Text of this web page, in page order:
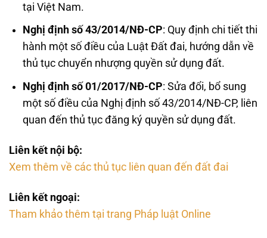
tại Việt Nam.
Nghị định số 43/2014/NĐ-CP: Quy định chi tiết thi
hành một số điều của Luật Đất đai, hướng dẫn về
thủ tục chuyển nhượng quyền sử dụng đất.
Nghị định số 01/2017/NĐ-CP: Sửa đổi, bổ sung
một số điều của Nghị định số 43/2014/NĐ-CP, liên
quan đến thủ tục đăng ký quyền sử dụng đất.
Liên kết nội bộ:
Xem thêm về các thủ tục liên quan đến đất đai
Liên kết ngoại:
Tham khảo thêm tại trang Pháp luật Online